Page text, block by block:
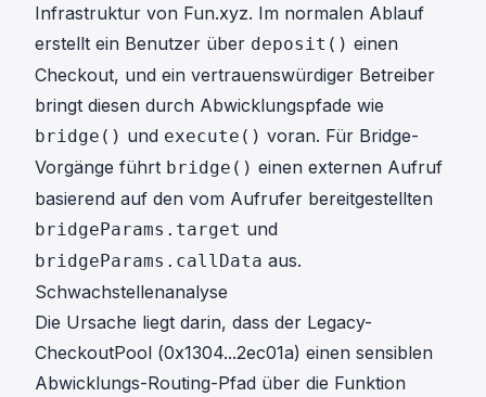
Infrastruktur von Fun.xyz. Im normalen Ablauf
erstellt ein Benutzer über deposit() einen
Checkout, und ein vertrauenswürdiger Betreiber
bringt diesen durch Abwicklungspfade wie
bridge() und execute() voran. Für Bridge-
Vorgänge führt bridge() einen externen Aufruf
basierend auf den vom Aufrufer bereitgestellten
bridgeParams.target und
bridgeParams.callData aus.
Schwachstellenanalyse
Die Ursache liegt darin, dass der Legacy-
CheckoutPool (0x1304...2ec01a) einen sensiblen
Abwicklungs-Routing-Pfad über die Funktion